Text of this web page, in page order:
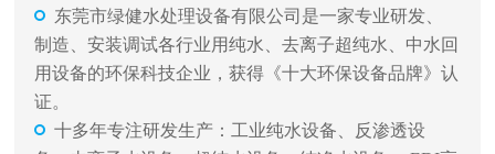
东莞市绿健水处理设备有限公司是一家专业研发、
制造、安装调试各行业用纯水、去离子超纯水、中水回
用设备的环保科技企业，获得《十大环保设备品牌》认
证。
十多年专注研发生产：工业纯水设备、反渗透设